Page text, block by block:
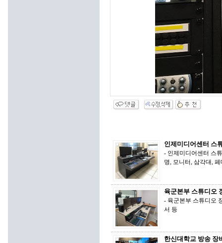
인제미디어센터 스
- 인제미디어센터 스
명, 모니터, 삼각대,
육군본부 스튜디오
- 육군본부 스튜디오
서 등
한신대학교 방송 장